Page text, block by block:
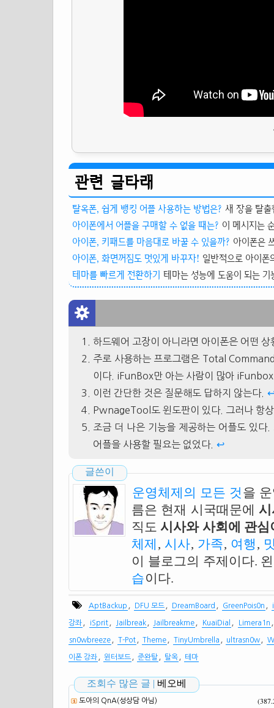
관련 글타래
탈옥폰, 쉽게 뱅킹 어플 사용하는 방법은? 새 장을 탈
아이폰에서 어플을 구매할 수 없을 때는? 이 메시지는
아이폰, 키패드를 마음대로 바꿀 수 있을까? 아이폰은
아이폰, 화면꺼짐도 멋있게 바꾸자! 일반적으로 아이
테마를 빠르게 전환하기 테마는 성능에 도움이 되는
하드웨어 고장이 아니라면 아이폰은 어떤
주로 사용하는 프로그램은 Total
이다. iFunBox만 아는 사람이 많아
이런 간단한 것은 질문해도 답하지 않는다.
PwnageTool도 윈도판이 있다. 그러나 항
조금 더 나은 기능을 제공하는 어플도 있다
어플을 사용할 필요는 없었다. ↩
글쓴이
운영체제의 모든 것 을
름은 현재 시국때문에
직도 시사와 사회에 관
체제 , 시사, 가족, 여행 ,
이 블로그의 주제이다.
습이다.
AptBackup DFU 모드 DreamBoard GreenPois0n
강좌 iSprit Jailbreak Jailbreakme KuaiDial Limera1n
sn0wbreeze T-Pot Theme TinyUmbrella ultrasn0w
이폰 강좌 윈터보드 준완탈 탈옥 테마
조회수 많은 글 | 베오베
도아의 QnA(성상담 아님)